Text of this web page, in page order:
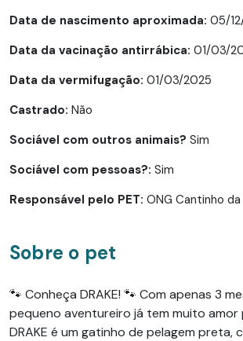
Data de nascimento aproximada: 05/
Data da vacinação antirrábica: 01/03/
Data da vermifugação: 01/03/2025
Castrado: Não
Sociável com outros animais? Sim
Sociável com pessoas?: Sim
Responsável pelo PET: ONG Cantinho da
Sobre o pet
🐾 Conheça DRAKE! 🐾 Com apenas 3
pequeno aventureiro já tem muito amor
DRAKE é um gatinho de pelagem preta,